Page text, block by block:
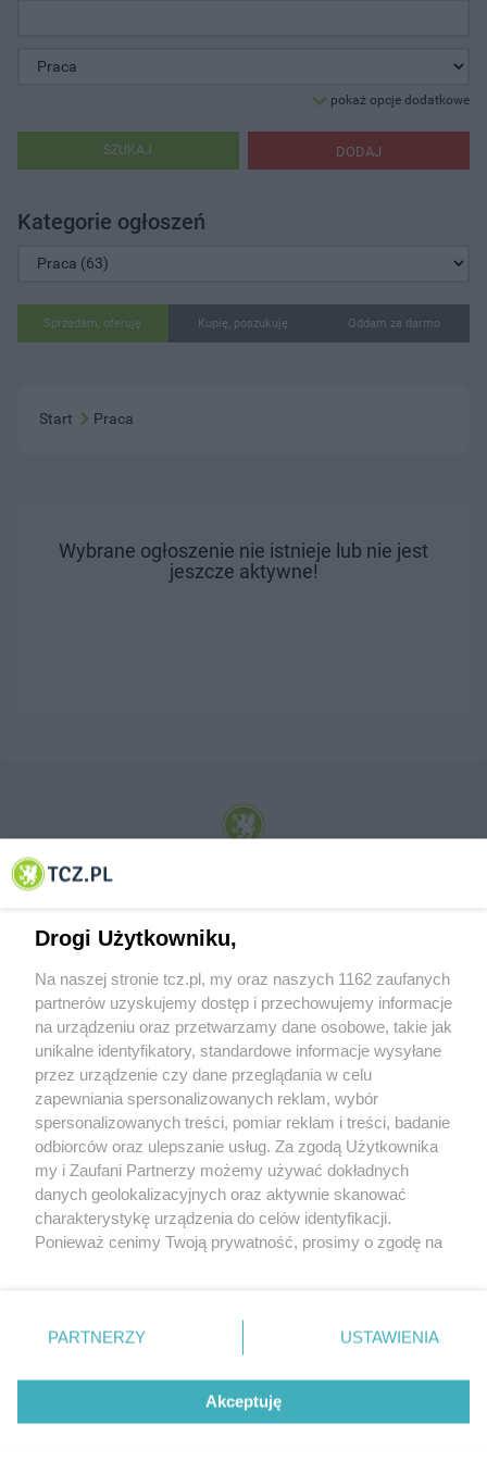
pokaż opcje dodatkowe
DODAJ
SZUKAJ
Kategorie ogłoszeń
Sprzedam, oferuję Kupię, poszukuję Oddam za darmo
Start Praca
Wybrane ogłoszenie nie istnieje lub nie jest
jeszcze aktywne!
© 2001-2026 Tczew - TCZ.PL Sp. z o.o. Internetowy Serwis Informacyjny Miasta
O FIRMIE POLITYKA PRYWATNOŚCI HOSTING
REKLAMA WSPÓŁPRACA RSS FACEBOOK KONTAKT
Nasze serwisy
Aktualności
Tcz24
Historia miasta
Muzyka i kultura
Archiwum wydarzeń
Zdjęcia miasta
Drogi Użytkowniku,
Na naszej stronie tcz.pl, my oraz naszych 1162 zaufanych
partnerów uzyskujemy dostęp i przechowujemy informacje
na urządzeniu oraz przetwarzamy dane osobowe, takie jak
unikalne identyfikatory, standardowe informacje wysyłane
przez urządzenie czy dane przeglądania w celu
zapewniania spersonalizowanych reklam, wybór
spersonalizowanych treści, pomiar reklam i treści, badanie
odbiorców oraz ulepszanie usług. Za zgodą Użytkownika
my i Zaufani Partnerzy możemy używać dokładnych
danych geolokalizacyjnych oraz aktywnie skanować
charakterystykę urządzenia do celów identyfikacji.
Ponieważ cenimy Twoją prywatność, prosimy o zgodę na
znajdujący się w lewym dolnym rogu strony
. Niektóre
przetwarzaniu. Preferencje będą miały zastosowania tylko
PARTNERZY USTAWIENIA
Akceptuję